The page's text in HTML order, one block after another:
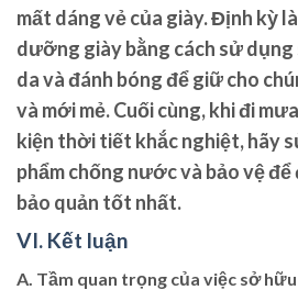
mất dáng vẻ của giày. Định kỳ
dưỡng giày bằng cách sử dụng
da và đánh bóng để giữ cho
và mới mẻ. Cuối cùng, khi đi
kiện thời tiết khắc nghiệt, hãy
phẩm chống nước và bảo vệ
bảo quản tốt nhất.
VI. Kết luận
A. Tầm quan trọng của việc sở